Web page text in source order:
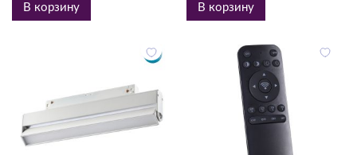
В корзину В корзину